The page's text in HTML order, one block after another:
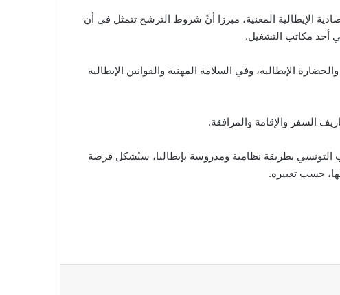
الإيطالية المعنية، مبرزا أنّ شروط الترشح تتمثل في أن
بالمؤسسات الإيطالية المعنية بتكوين تكميلي يمتد على 3 أشهر في اللغة والحضارة الإيطالية، وفي السلامة المهنية والقوانين الإيطالية
السفر والإقامة والمرافقة.
العامة ماسي ميليانو، أنّ توفير 2000 موطن شغل لفائدة الشباب التونسي بطريقة نظامية ومدروسة بإيطاليا، سيُشكل فرصة
حسب تعبيره.